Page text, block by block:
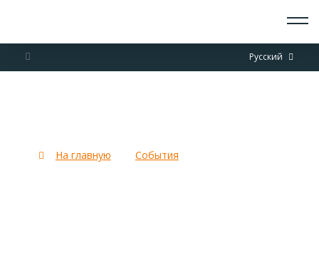
Русский
О СКАУТАХ
КОНТАКТЫНа главную События